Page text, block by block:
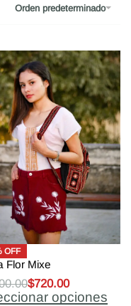
Orden predeterminado
OFF
Flor Mixe
$720.00
opciones